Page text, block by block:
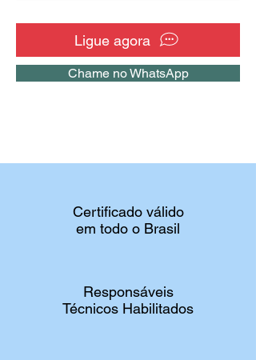
Ligue agora
Chame no WhatsApp
Certificado válido
em todo o Brasil
Responsáveis
Técnicos Habilitados